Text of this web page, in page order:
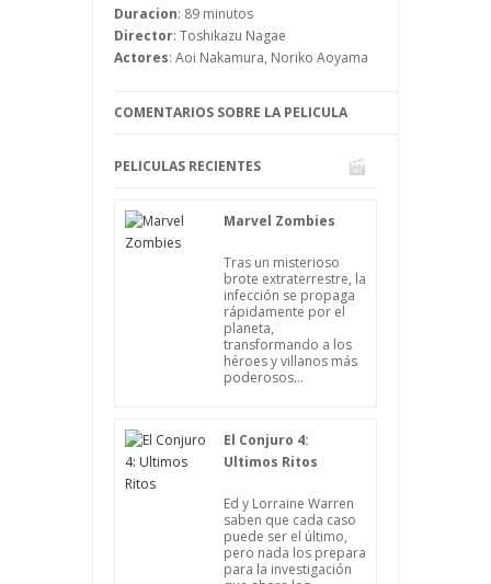
de vídeo, por lo que vamos a poder ver
lo que sucede en esta casa en una
perspectiva de primera persona.
Duracion: 89 minutos
Director: Toshikazu Nagae
Actores: Aoi Nakamura, Noriko Aoyama
COMENTARIOS SOBRE LA PELICULA
PELICULAS RECIENTES
Marvel Zombies
Tras un misterioso
brote extraterrestre, la
infección se propaga
rápidamente por el
planeta,
transformando a los
héroes y villanos más
poderosos...
El Conjuro 4:
Ultimos Ritos
Ed y Lorraine Warren
saben que cada caso
puede ser el último,
pero nada los prepara
para la investigación